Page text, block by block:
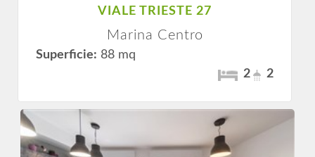
VIALE TRIESTE 27
Marina Centro
Superficie: 88 mq
2
2